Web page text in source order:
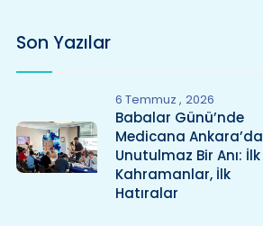
Son Yazılar
6 Temmuz 2026
Babalar Günü’nde
Medicana Ankara’da
Unutulmaz Bir Anı: İlk
Kahramanlar, İlk
Hatıralar